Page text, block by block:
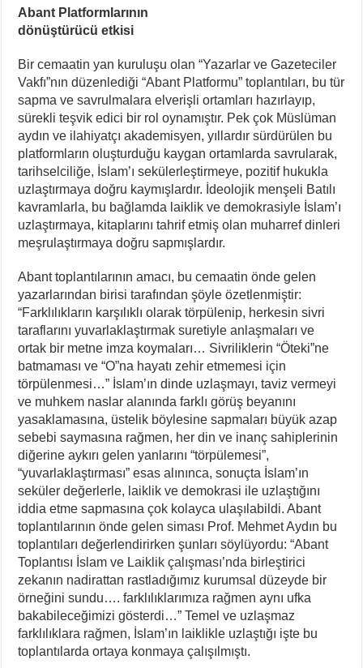
Abant Platformlarının
dönüştürücü etkisi
Bir cemaatin yan kuruluşu olan “Yazarlar ve Gazeteciler
Vakfı”nın düzenlediği “Abant Platformu” toplantıları, bu tür
sapma ve savrulmalara elverişli ortamları hazırlayıp,
sürekli teşvik edici bir rol oynamıştır. Pek çok Müslüman
aydın ve ilahiyatçı akademisyen, yıllardır sürdürülen bu
platformların oluşturduğu kaygan ortamlarda savrularak,
tarihselciliğe, İslam’ı sekülerleştirmeye, pozitif hukukla
uzlaştırmaya doğru kaymışlardır. İdeolojik menşeli Batılı
kavramlarla, bu bağlamda laiklik ve demokrasiyle İslam’ı
uzlaştırmaya, kitaplarını tahrif etmiş olan muharref dinleri
meşrulaştırmaya doğru sapmışlardır.
Abant toplantılarının amacı, bu cemaatin önde gelen
yazarlarından birisi tarafından şöyle özetlenmiştir:
“Farklılıkların karşılıklı olarak törpülenip, herkesin sivri
taraflarını yuvarlaklaştırmak suretiyle anlaşmaları ve
ortak bir metne imza koymaları… Sivriliklerin “Öteki”ne
batmaması ve “O”na hayatı zehir etmemesi için
törpülenmesi…” İslam’ın dinde uzlaşmayı, taviz vermeyi
ve muhkem naslar alanında farklı görüş beyanını
yasaklamasına, üstelik böylesine sapmaları büyük azap
sebebi saymasına rağmen, her din ve inanç sahiplerinin
diğerine aykırı gelen yanlarını “törpülemesi”,
“yuvarlaklaştırması” esas alınınca, sonuçta İslam’ın
seküler değerlerle, laiklik ve demokrasi ile uzlaştığını
iddia etme sapmasına çok kolayca ulaşılabildi. Abant
toplantılarının önde gelen siması Prof. Mehmet Aydın bu
toplantıları değerlendirirken şunları söylüyordu: “Abant
Toplantısı İslam ve Laiklik çalışması’nda birleştirici
zekanın nadirattan rastladığımız kurumsal düzeyde bir
örneğini sundu…. farklılıklarımıza rağmen aynı ufka
bakabileceğimizi gösterdi…” Temel ve uzlaşmaz
farklılıklara rağmen, İslam’ın laiklikle uzlaştığı işte bu
toplantılarda ortaya konmaya çalışılmıştı.